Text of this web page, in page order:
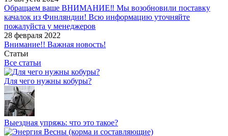
Обращаем ваше ВНИМАНИЕ‼ Мы возобновили поставку
качалок из Финляндии! Всю информацию уточняйте
пожалуйста у менеджеров
28 февраля 2022
Внимание!! Важная новость!
Статьи
Все статьи
Для чего нужны кобуры?
Выездная упряжь: что это такое?